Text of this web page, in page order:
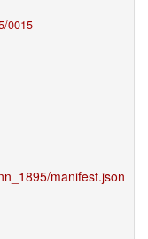
0015
manifest.json